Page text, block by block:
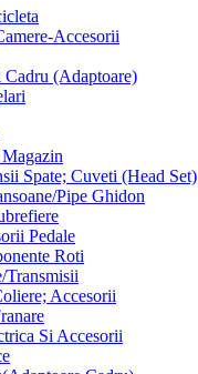
Accesorii
Cadru (Adaptoare)
Spate; Cuveti (Head Set)
Pipe Ghidon
Pedale
Roti
Transmisii
Accesorii
Si Accesorii